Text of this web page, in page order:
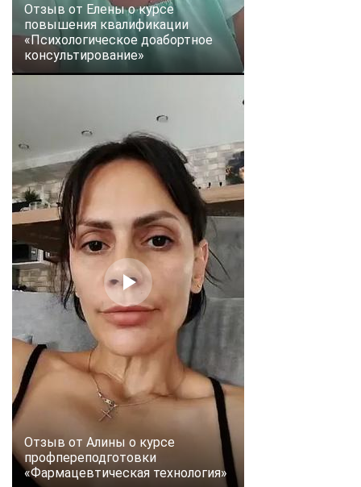
Отзыв от Елены о курсе
повышения квалификации
«Психологическое доабортное
консультирование»
Отзыв от Алины о курсе
профпереподготовки
«Фармацевтическая технология»